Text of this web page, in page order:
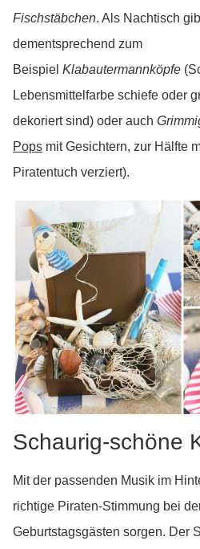
Fischstäbchen. Als Nachtisch
dementsprechend zum
Beispiel Klabautermannköpfe
Lebensmittelfarbe schiefe oder
dekoriert sind) oder auch
Pops mit Gesichtern, zur Hälfte
Piratentuch verziert).
Schaurig-schöne
Mit der passenden Musik im
richtige Piraten-Stimmung bei
Geburtstagsgästen sorgen. Der